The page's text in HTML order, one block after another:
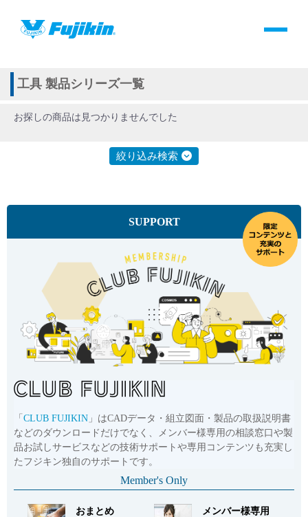
製品情報
バルブ・継手・システムを探す
製品カタログダウンロード
サポート
よくあるご質問(FAQ)・用語集
Cv値・流量計算ツール
製品動画一覧
バルブと継手のきほん
説明会・講習会
工具 製品シリーズ一覧
お探しの商品は見つかりませんでした
絞り込み検索
SUPPORT
「 CLUB FUJIKIN 」はCADデータ・組立図面・製品の取扱説明書
などのダウンロードだけでなく、メンバー様専用の相談窓口や製
品お試しサービスなどの技術サポートや専用コンテンツも充実し
たフジキン独自のサポートです。
Member's Only
おまとめ
メンバー様専用